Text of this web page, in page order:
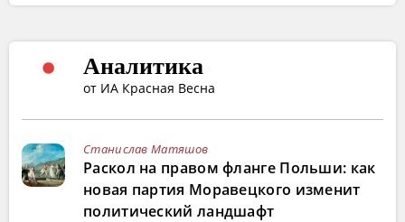
Аналитика
от ИА Красная Весна
Станислав Матяшов
Раскол на правом фланге Польши: как
новая партия Моравецкого изменит
политический ландшафт